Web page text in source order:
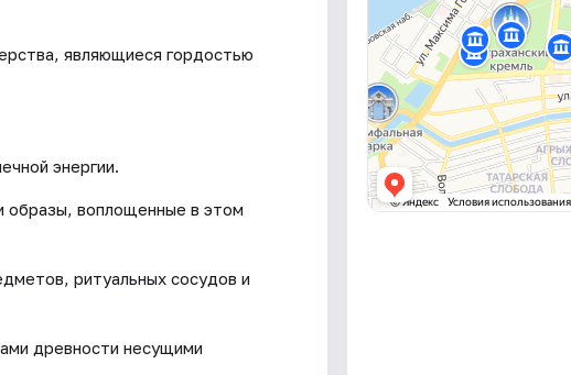
являющиеся гордостью
энергии.
образы, воплощенные в этом
ритуальных сосудов и
древности несущими